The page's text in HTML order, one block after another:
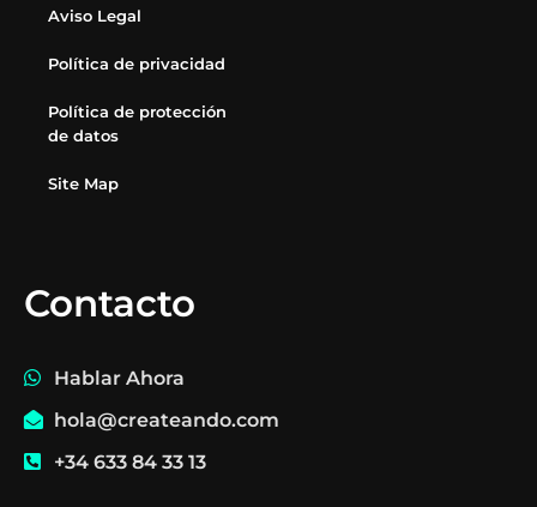
Aviso Legal
Política de privacidad
Política de protección
de datos
Site Map
Contacto
Hablar Ahora
hola@createando.com
+34 633 84 33 13